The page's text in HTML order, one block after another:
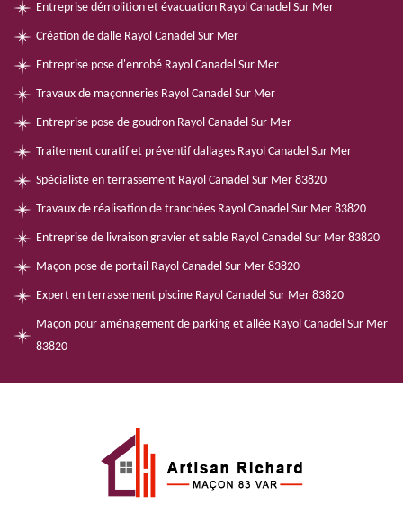
Entreprise démolition et évacuation Rayol Canadel Sur Mer
Création de dalle Rayol Canadel Sur Mer
Entreprise pose d'enrobé Rayol Canadel Sur Mer
Travaux de maçonneries Rayol Canadel Sur Mer
Entreprise pose de goudron Rayol Canadel Sur Mer
Traitement curatif et préventif dallages Rayol Canadel Sur Mer
Spécialiste en terrassement Rayol Canadel Sur Mer 83820
Travaux de réalisation de tranchées Rayol Canadel Sur Mer 83820
Entreprise de livraison gravier et sable Rayol Canadel Sur Mer 83820
Maçon pose de portail Rayol Canadel Sur Mer 83820
Expert en terrassement piscine Rayol Canadel Sur Mer 83820
Maçon pour aménagement de parking et allée Rayol Canadel Sur Mer
83820